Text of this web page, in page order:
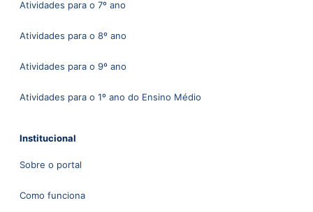
Atividades para o 7º ano
Atividades para o 8º ano
Atividades para o 9º ano
Atividades para o 1º ano do Ensino Médio
Institucional
Sobre o portal
Como funciona